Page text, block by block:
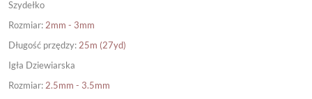
Szydełko
Rozmiar: 2mm - 3mm
Długość przędzy: 25m (27yd)
Igła Dziewiarska
Rozmiar: 2.5mm - 3.5mm